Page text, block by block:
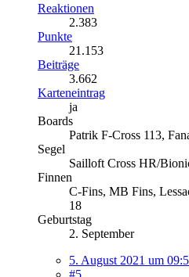
Reaktionen
2.383
Punkte
21.153
Beiträge
3.662
Karteneintrag
ja
Boards
Patrik F-Cross 113,
Segel
Sailloft Cross HR/
Finnen
C-Fins, MB Fins,
18
Geburtstag
2. September
5. August 2021 um
#5